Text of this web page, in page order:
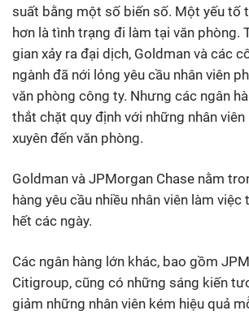
suất bằng một số biến số. Một yếu tố
hơn là tình trạng đi làm tại văn phòng.
gian xảy ra đại dịch, Goldman và các
ngành đã nới lỏng yêu cầu nhân viên
văn phòng công ty. Nhưng các ngân
thắt chặt quy định với những nhân
xuyên đến văn phòng.
Goldman và JPMorgan Chase nằm
hàng yêu cầu nhiều nhân viên làm việc
hết các ngày.
Các ngân hàng lớn khác, bao gồm
Citigroup, cũng có những sáng kiến
giảm những nhân viên kém hiệu quả